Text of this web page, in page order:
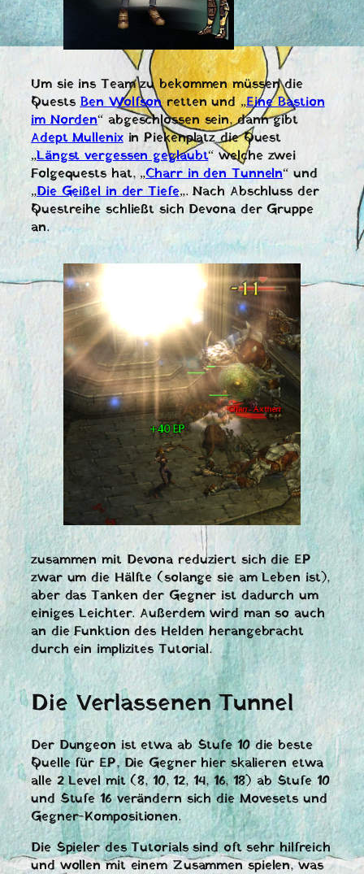
Um sie ins Team zu bekommen müssen die
QuestsBen Wolfsonretten und „Eine Bastion
im Norden“ abgeschlossen sein, dann gibt
Adept Mullenixin Piekenplatz die Quest
„Längst vergessen geglaubt“ welche zwei
Folgequests hat, „Charr in den Tunneln“ und
„Die Geißel in der Tiefe„. Nach Abschluss der
Questreihe schließt sich Devona der Gruppe
an.
zusammen mit Devona reduziert sich die EP
zwar um die Hälfte (solange sie am Leben ist),
aber das Tanken der Gegner ist dadurch um
einiges Leichter. Außerdem wird man so auch
an die Funktion des Helden herangebracht
durch ein implizites Tutorial.
Die Verlassenen Tunnel
Der Dungeon ist etwa ab Stufe 10 die beste
Quelle für EP, Die Gegner hier skalieren etwa
alle 2 Level mit (8, 10, 12, 14, 16, 18) ab Stufe 10
und Stufe 16 verändern sich die Movesets und
Gegner-Kompositionen.
Die Spieler des Tutorials sind oft sehr hilfreich
und wollen mit einem Zusammen spielen, was